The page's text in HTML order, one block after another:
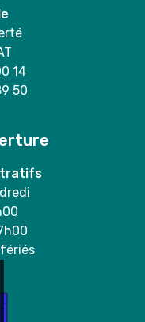
14
50